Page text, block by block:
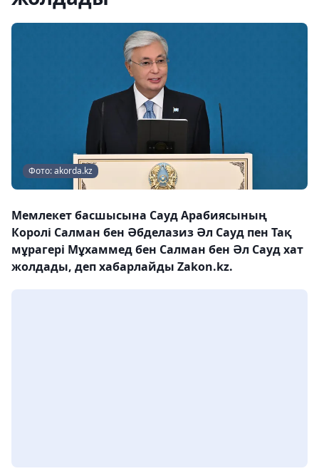
Фото: akorda.kz
Мемлекет басшысына Сауд Арабиясының
Королі Салман бен Әбделазиз Әл Сауд пен Тақ
мұрагері Мұхаммед бен Салман бен Әл Сауд хат
жолдады, деп хабарлайды Zakon.kz.